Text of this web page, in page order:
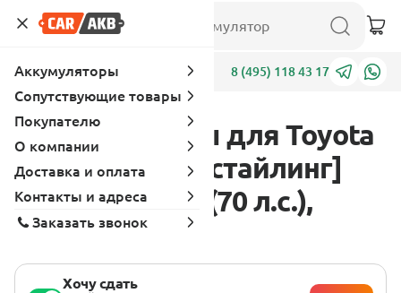
Адреса 8 (495) 118 43 17
Аккумуляторы для Toyota
Corolla E70 [рестайлинг]
1982 - 1983 1.8 (70 л.с.),
бензин
Хочу сдать
Аккумуляторы
Сопутствующие товары
Покупателю
О компании
Доставка и оплата
Контакты и адреса
Заказать звонок